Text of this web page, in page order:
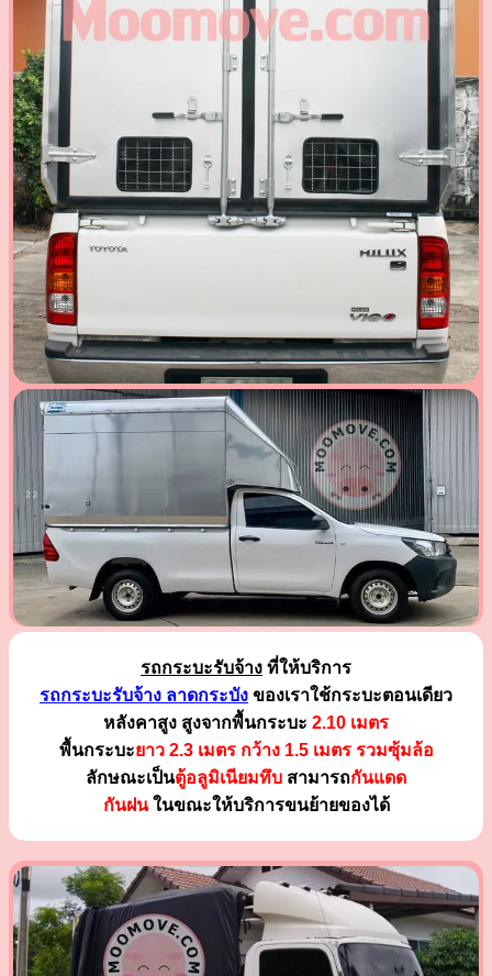
รถกระบะรับจ้าง ที่ให้บริการ
รถกระบะรับจ้าง ลาดกระบัง ของเราใช้กระบะตอนเดียว
หลังคาสูง สูงจากพื้นกระบะ 2.10 เมตร
พื้นกระบะยาว 2.3 เมตร กว้าง 1.5 เมตร รวมซุ้มล้อ
ลักษณะเป็นตู้อลูมิเนียมทึบ สามารถกันแดด
กันฝนในขณะให้บริการขนย้ายของได้